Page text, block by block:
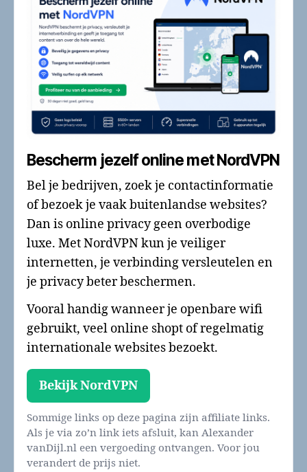
Bescherm jezelf online met NordVPN
Bel je bedrijven, zoek je contactinformatie
of bezoek je vaak buitenlandse websites?
Dan is online privacy geen overbodige
luxe. Met NordVPN kun je veiliger
internetten, je verbinding versleutelen en
je privacy beter beschermen.
Vooral handig wanneer je openbare wifi
gebruikt, veel online shopt of regelmatig
internationale websites bezoekt.
Bekijk NordVPN
Sommige links op deze pagina zijn affiliate links.
Als je via zo’n link iets afsluit, kan Alexander
vanDijl.nl een vergoeding ontvangen. Voor jou
verandert de prijs niet.